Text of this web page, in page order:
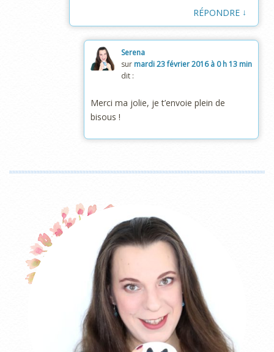
RÉPONDRE ↓
Serena
sur mardi 23 février 2016 à 0 h 13 min
dit :
Merci ma jolie, je t’envoie plein de
bisous !